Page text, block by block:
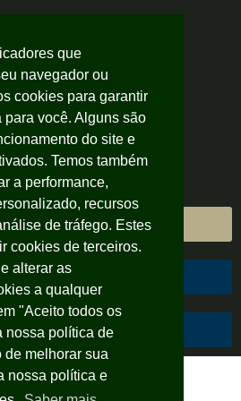
do Cliente
do Colaborador
de Conduta
que
navegador ou
cookies para garantir
você. Alguns são
do site e
Temos também
a performance,
recursos
de tráfego. Estes
cookies de terceiros.
alterar as
a qualquer
"Aceito todos os
nossa política de
melhorar sua
nossa política e